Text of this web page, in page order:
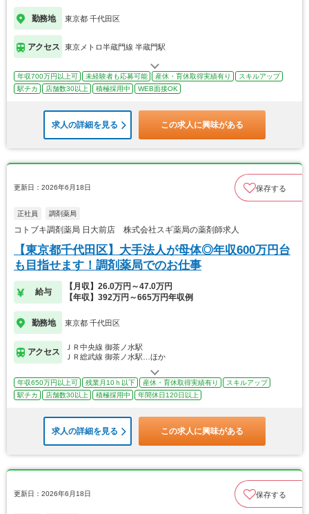
勤務地 東京都 千代田区
アクセス 東京メトロ半蔵門線 半蔵門駅
年収700万円以上可 未経験者も応募可能 産休・育休取得実績有り
スキルアップ
駅チカ
店舗数30以上 積極採用中 WEB面接OK
求人の詳細を見る この求人に興味がある
更新日：2026年6月18日 保存する
正社員 調剤薬局
コトブキ調剤薬局 日大前店 株式会社スギ薬局の薬剤師求人
【東京都千代田区】大手法人が母体◎年収600万円台
も目指せます！調剤薬局でのお仕事
給与
【月収】26.0万円～47.0万円
【年収】392万円～665万円年収例
勤務地 東京都 千代田区
アクセス
ＪＲ中央線 御茶ノ水駅
ＪＲ総武線 御茶ノ水駅…ほか
年収650万円以上可 残業月10ｈ以下 産休・育休取得実績有り
スキルアップ
駅チカ
店舗数30以上 積極採用中 年間休日120日以上
求人の詳細を見る この求人に興味がある
更新日：2026年6月18日 保存する